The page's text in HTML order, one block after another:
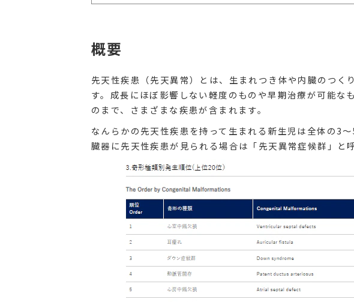
概要
先天性疾患（先天異常）とは、生まれつき体や内臓のつく
す。成長にほぼ影響しない軽度のものや早期治療が可能な
のまで、さまざまな疾患が含まれます。
なんらかの先天性疾患を持って生まれる新生児は全体の3
臓器に先天性疾患が見られる場合は「先天異常症候群」と